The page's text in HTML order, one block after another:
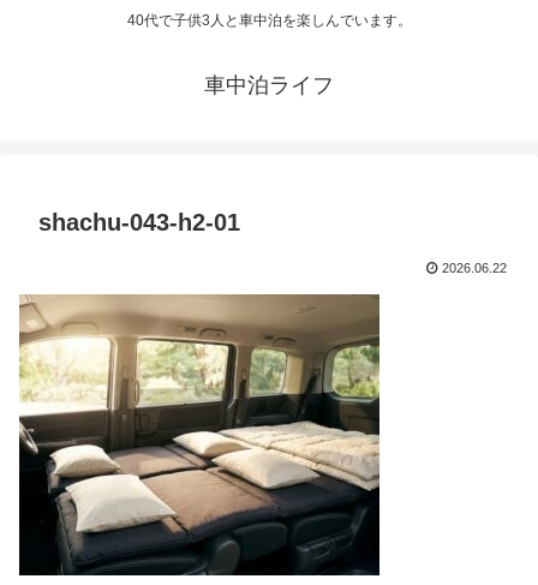
40代で子供3人と車中泊を楽しんでいます。
車中泊ライフ
shachu-043-h2-01
2026.06.22